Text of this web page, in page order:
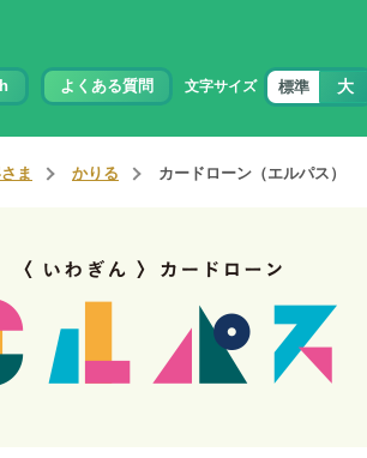
よくある質問 文字サイズ 標準 大
ま かりる カードローン（エルパス）